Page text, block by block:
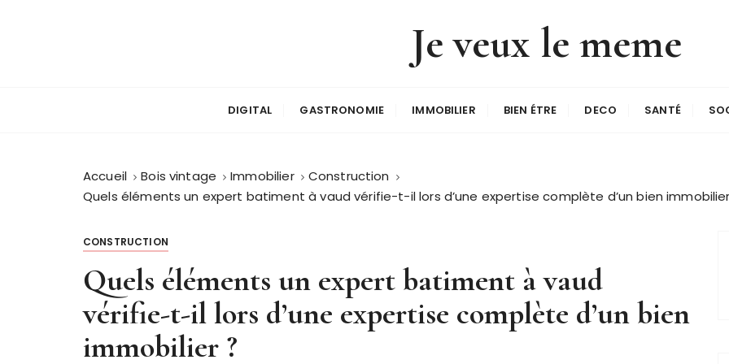
Je veux le meme
DIGITAL GASTRONOMIE IMMOBILIER BIEN ÉTRE DECO SANTÉ
Accueil Bois vintage Immobilier
Construction
Quels éléments un expert batiment à vaud vérifie-t-il lors d’une expertise complète d’un bien
CONSTRUCTION
Quels éléments un expert batiment à vaud
vérifie-t-il lors d’une expertise complète d’un bien
immobilier ?